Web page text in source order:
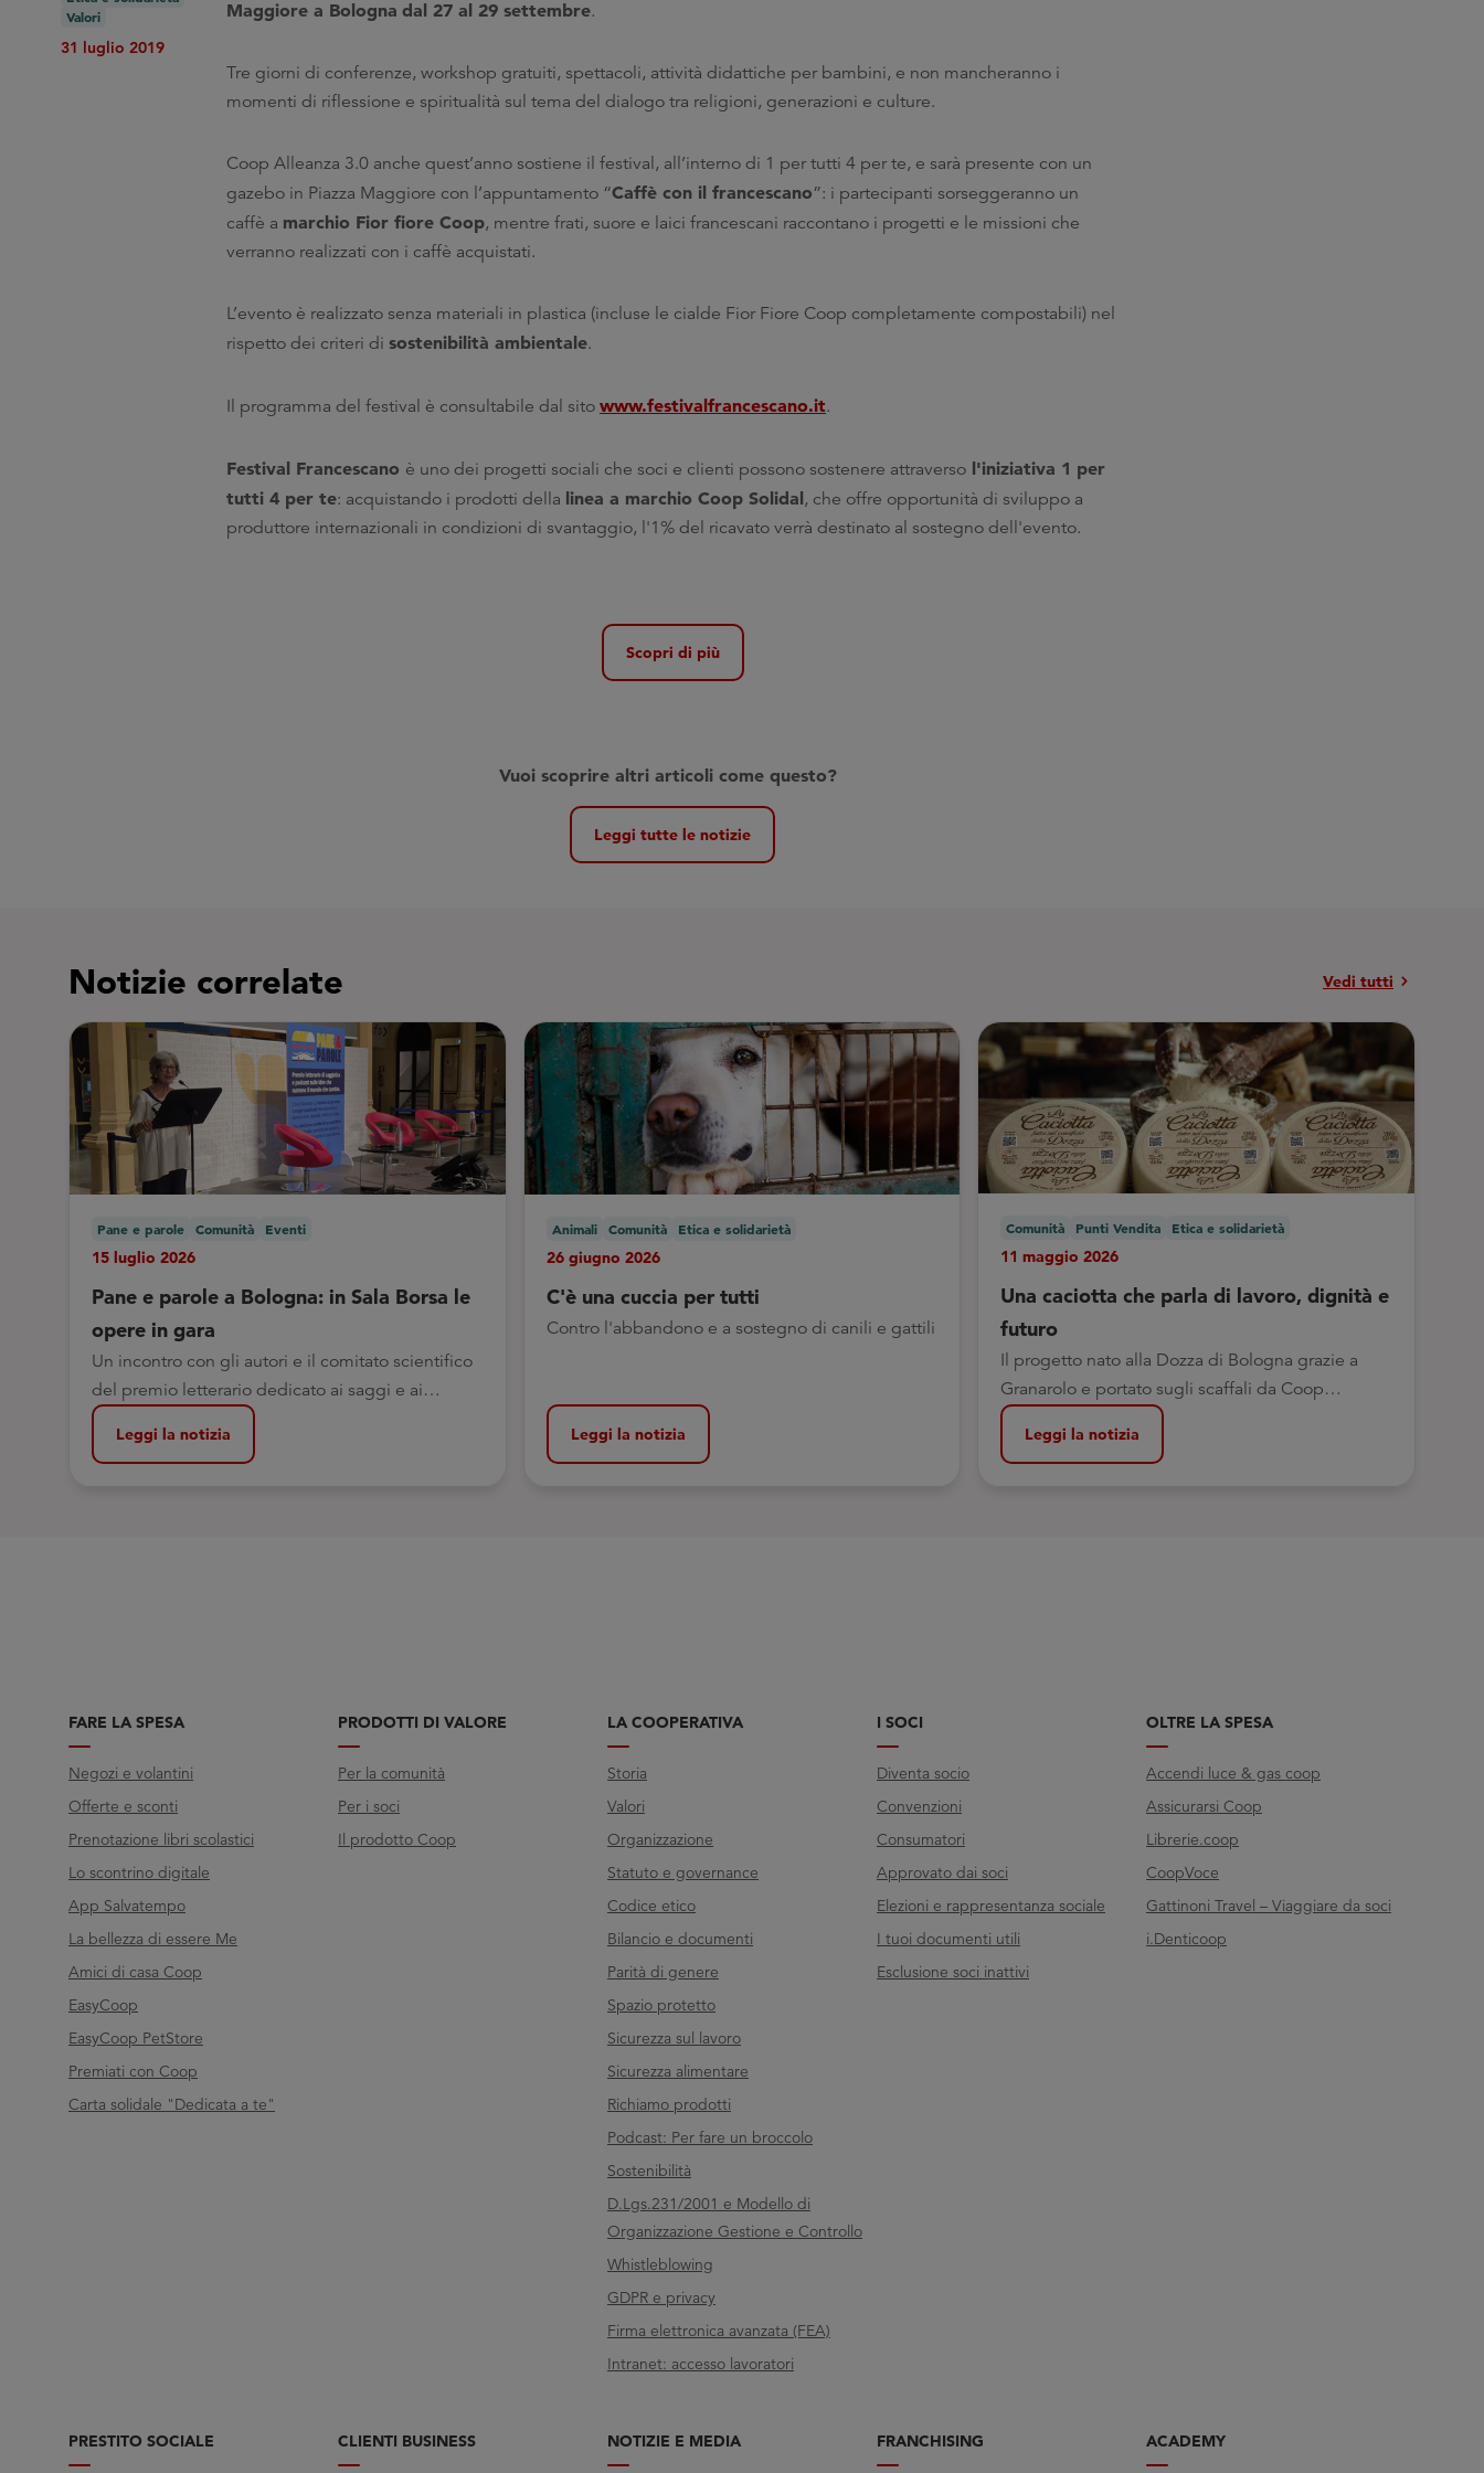
Valori
31 luglio 2019
Maggiore a Bologna dal 27 al 29 settembre.
Tre giorni di conferenze, workshop gratuiti, spettacoli, attività didattiche per bambini, e non mancheranno i
momenti di riflessione e spiritualità sul tema del dialogo tra religioni, generazioni e culture.
Coop Alleanza 3.0 anche quest’anno sostiene il festival, all’interno di 1 per tutti 4 per te, e sarà presente con un
gazebo in Piazza Maggiore con l’appuntamento “Caffè con il francescano”: i partecipanti sorseggeranno un
caffè a marchio Fior fiore Coop, mentre frati, suore e laici francescani raccontano i progetti e le missioni che
verranno realizzati con i caffè acquistati.
L’evento è realizzato senza materiali in plastica (incluse le cialde Fior Fiore Coop completamente compostabili) nel
rispetto dei criteri di sostenibilità ambientale.
Il programma del festival è consultabile dal sito www.festivalfrancescano.it.
Festival Francescano è uno dei progetti sociali che soci e clienti possono sostenere attraverso l'iniziativa 1 per
tutti 4 per te: acquistando i prodotti della linea a marchio Coop Solidal, che offre opportunità di sviluppo a
produttore internazionali in condizioni di svantaggio, l'1% del ricavato verrà destinato al sostegno dell'evento.
Scopri di più
Vuoi scoprire altri articoli come questo?
Leggi tutte le notizie
Notizie correlate Vedi tutti chevron_right
Pane e parole Comunità Eventi
15 luglio 2026
Pane e parole a Bologna: in Sala Borsa le
opere in gara
Un incontro con gli autori e il comitato scientifico
del premio letterario dedicato ai saggi e ai
podcast che aiutano a leggere il mondo
contemporaneo
Leggi la notizia
Animali Comunità Etica e solidarietà
26 giugno 2026
C'è una cuccia per tutti
Contro l'abbandono e a sostegno di canili e gattili
Leggi la notizia
Comunità Punti Vendita Etica e solidarietà
11 maggio 2026
Una caciotta che parla di lavoro, dignità e
futuro
Il progetto nato alla Dozza di Bologna grazie a
Granarolo e portato sugli scaffali da Coop
Alleanza 3.0: un percorso concreto di formazione,
inclusione e reinserimento attraverso il lavoro.
Leggi la notizia
FARE LA SPESA
Negozi e volantini
Offerte e sconti
Prenotazione libri scolastici
Lo scontrino digitale
App Salvatempo
La bellezza di essere Me
Amici di casa Coop
EasyCoop
EasyCoop PetStore
Premiati con Coop
Carta solidale "Dedicata a te"
PRODOTTI DI VALORE
Per la comunità
Per i soci
Il prodotto Coop
LA COOPERATIVA
Storia
Valori
Organizzazione
Statuto e governance
Codice etico
Bilancio e documenti
Parità di genere
Spazio protetto
Sicurezza sul lavoro
Sicurezza alimentare
Richiamo prodotti
Podcast: Per fare un broccolo
Sostenibilità
D.Lgs.231/2001 e Modello di
Organizzazione Gestione e Controllo
Whistleblowing
GDPR e privacy
Firma elettronica avanzata (FEA)
Intranet: accesso lavoratori
I SOCI
Diventa socio
Convenzioni
Consumatori
Approvato dai soci
Elezioni e rappresentanza sociale
I tuoi documenti utili
Esclusione soci inattivi
OLTRE LA SPESA
Accendi luce & gas coop
Assicurarsi Coop
Librerie.coop
CoopVoce
Gattinoni Travel – Viaggiare da soci
i.Denticoop
PRESTITO SOCIALE CLIENTI BUSINESS NOTIZIE E MEDIA FRANCHISING ACADEMY